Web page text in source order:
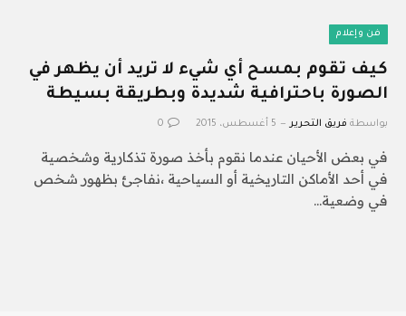
فن وإعلام
كيف تقوم بمسح أي شيء لا تريد أن يظهر في
الصورة باحترافية شديدة وبطريقة بسيطة
بواسطة فريق التحرير 5 أغسطس، 2015 0
في بعض الأحيان عندما نقوم بأخذ صورة تذكارية وشخصية
في أحد الأماكن التاريخية أو السياحية ،نفاجئ بظهور شخص
في وضعية…